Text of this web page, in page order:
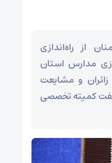
از راه‌اندازی
مدارس استان
زائران و مشایعت
کمیته تخصصی